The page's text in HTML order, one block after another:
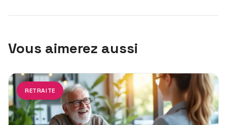
Vous aimerez aussi
RETRAITE